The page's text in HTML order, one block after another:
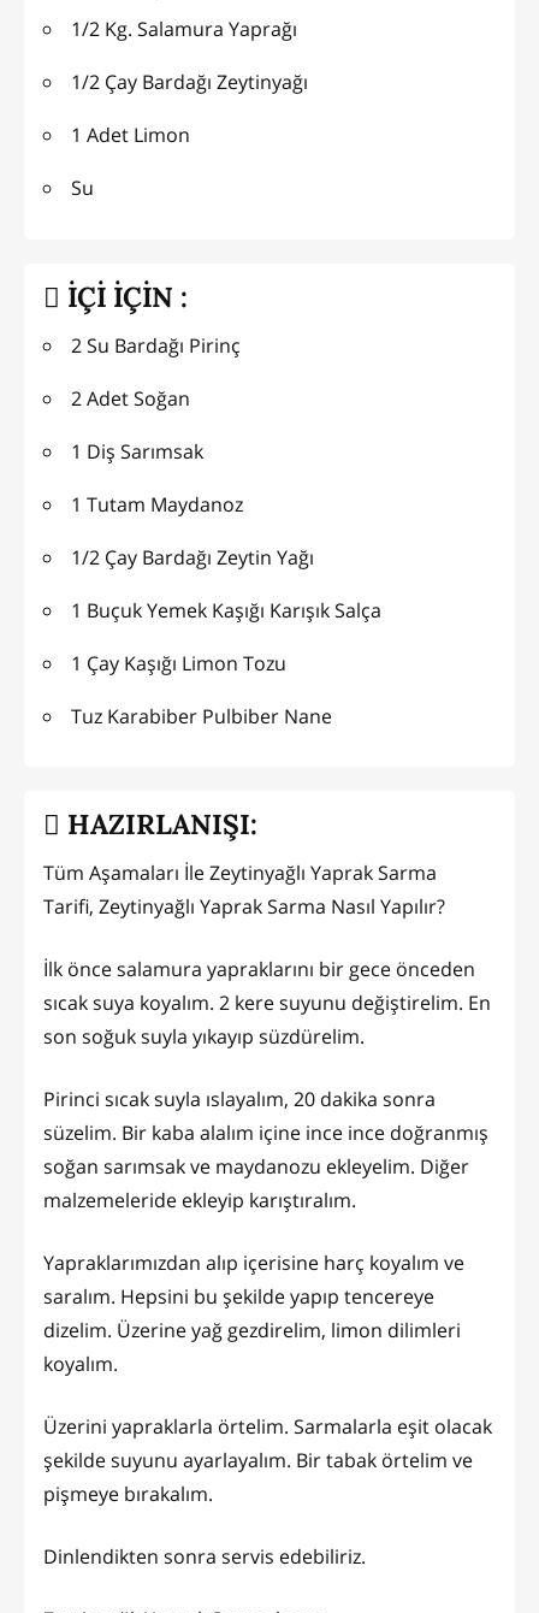
1/2 Kg. Salamura Yaprağı
1/2 Çay Bardağı Zeytinyağı
1 Adet Limon
Su
İÇİ İÇİN :
2 Su Bardağı Pirinç
2 Adet Soğan
1 Diş Sarımsak
1 Tutam Maydanoz
1/2 Çay Bardağı Zeytin Yağı
1 Buçuk Yemek Kaşığı Karışık Salça
1 Çay Kaşığı Limon Tozu
Tuz Karabiber Pulbiber Nane
HAZIRLANIŞI:
Tüm Aşamaları İle Zeytinyağlı Yaprak Sarma
Tarifi, Zeytinyağlı Yaprak Sarma Nasıl Yapılır?
İlk önce salamura yapraklarını bir gece önceden
sıcak suya koyalım. 2 kere suyunu değiştirelim. En
son soğuk suyla yıkayıp süzdürelim.
Pirinci sıcak suyla ıslayalım, 20 dakika sonra
süzelim. Bir kaba alalım içine ince ince doğranmış
soğan sarımsak ve maydanozu ekleyelim. Diğer
malzemeleride ekleyip karıştıralım.
Yapraklarımızdan alıp içerisine harç koyalım ve
saralım. Hepsini bu şekilde yapıp tencereye
dizelim. Üzerine yağ gezdirelim, limon dilimleri
koyalım.
Üzerini yapraklarla örtelim. Sarmalarla eşit olacak
şekilde suyunu ayarlayalım. Bir tabak örtelim ve
pişmeye bırakalım.
Dinlendikten sonra servis edebiliriz.